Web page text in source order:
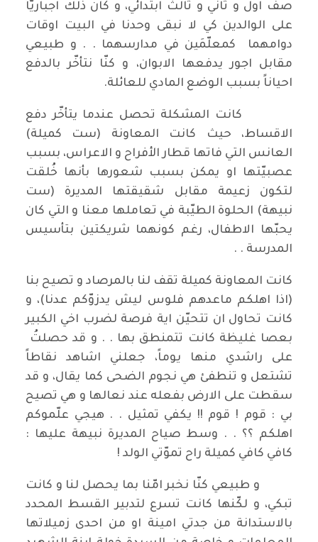
صف اول و ثاني و ثالث ابتدائي، و كان ذلك اجباريّاً
على الوالدين كي لا نبقى وحدنا في البيت اوقات
دوامهما كمعلّمَين في مدارسهما . . و طبيعي
مقابل اجور يدفعها الابوان، و كنّا نتأخّر بالدفع
احياناً بسبب الوضع المادي للعائلة.
كانت المشكلة تحصل عندما يتأخّر دفع
الاقساط، حيث كانت المعاونة (ست كميلة)
العانس التي فاتها قطار الأفراح و الاعراس، بسبب
عصبيّتها او يمكن بسبب شعورها بأنها خُلقت
لتكون زعيمة مقابل شقيقتها المديرة (ست
نبيهة) الحلوة الطيّبة في تعاملها معنا و التي كان
يحبّها الاطفال، رغم كونهما شريكتين بتأسيس
المدرسة . .
كانت المعاونة كميلة تقف لنا بالمرصاد و تصيح بنا
(اذا اهلكم ماعدهم فلوس ليش يدزوّكم عدنا)، و
كانت تحاول ان تتحيّن اية فرصة لضرب اخي الكبير
بعصا غليظة كانت تتمنطق بها . . و قد حصلتُ
على راشدي منها يوماً، جعلني اشاهد نقاطاً
تشتعل و تنطفئ هي نجوم الضحى كما يقال، و قد
سقطت على الارض بفعله عند نعالها و هي تصيح
بي : قوم ! قوم !! يكفي تمثيل . . هيجي علّموكم
اهلكم ؟؟ . . وسط صياح المديرة نبيهة عليها :
كافي كافي كميلة راح تموّتي الولد !
و طبيعي كنّا نخبر امّنا بما يحصل لنا و كانت
تبكي، و لكّنها كانت تسرع لتدبير القسط المحدد
بالاستدانة من جدتي امينة او من احدى زميلاتها